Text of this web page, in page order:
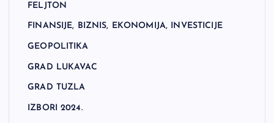
FELJTON
FINANSIJE, BIZNIS, EKONOMIJA, INVESTICIJE
GEOPOLITIKA
GRAD LUKAVAC
GRAD TUZLA
IZBORI 2024.